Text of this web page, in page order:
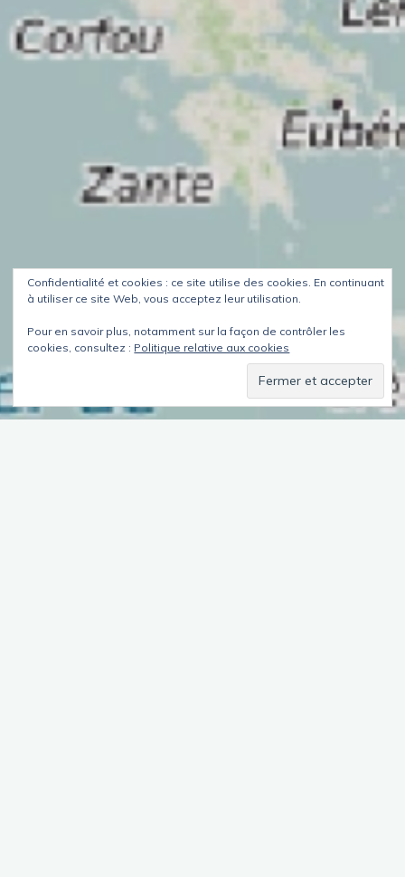
Confidentialité et cookies : ce site utilise des cookies. En continuant
à utiliser ce site Web, vous acceptez leur utilisation.
Pour en savoir plus, notamment sur la façon de contrôler les
cookies, consultez : Politique relative aux cookies